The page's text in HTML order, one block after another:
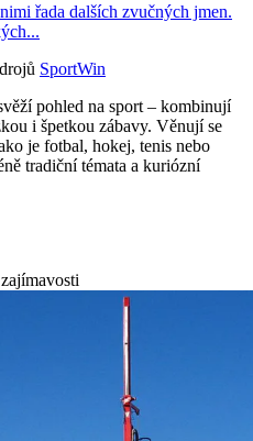
řada dalších zvučných jmen.
SportWin
pohled na sport – kombinují
i špetkou zábavy. Věnují se
je fotbal, hokej, tenis nebo
tradiční témata a kuriózní